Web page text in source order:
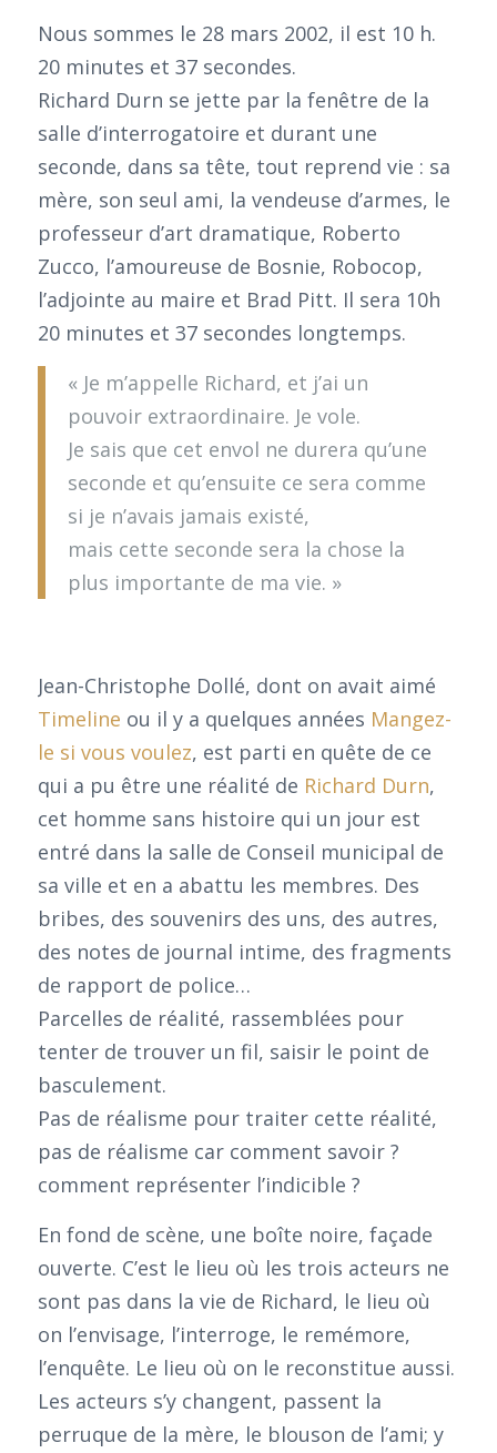
Nous sommes le 28 mars 2002, il est 10 h.
20 minutes et 37 secondes.
Richard Durn se jette par la fenêtre de la
salle d’interrogatoire et durant une
seconde, dans sa tête, tout reprend vie : sa
mère, son seul ami, la vendeuse d’armes, le
professeur d’art dramatique, Roberto
Zucco, l’amoureuse de Bosnie, Robocop,
l’adjointe au maire et Brad Pitt. Il sera 10h
20 minutes et 37 secondes longtemps.
« Je m’appelle Richard, et j’ai un
pouvoir extraordinaire. Je vole.
Je sais que cet envol ne durera qu’une
seconde et qu’ensuite ce sera comme
si je n’avais jamais existé,
mais cette seconde sera la chose la
plus importante de ma vie. »
Jean-Christophe Dollé, dont on avait aimé
Timeline ou il y a quelques années Mangez-
le si vous voulez, est parti en quête de ce
qui a pu être une réalité de Richard Durn,
cet homme sans histoire qui un jour est
entré dans la salle de Conseil municipal de
sa ville et en a abattu les membres. Des
bribes, des souvenirs des uns, des autres,
des notes de journal intime, des fragments
de rapport de police…
Parcelles de réalité, rassemblées pour
tenter de trouver un fil, saisir le point de
basculement.
Pas de réalisme pour traiter cette réalité,
pas de réalisme car comment savoir ?
comment représenter l’indicible ?
En fond de scène, une boîte noire, façade
ouverte. C’est le lieu où les trois acteurs ne
sont pas dans la vie de Richard, le lieu où
on l’envisage, l’interroge, le remémore,
l’enquête. Le lieu où on le reconstitue aussi.
Les acteurs s’y changent, passent la
perruque de la mère, le blouson de l’ami; y